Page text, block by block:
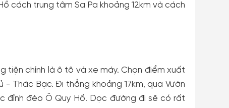
cách trung tâm Sa Pa khoảng 12km và cách
tiện chính là ô tô và xe máy. Chọn điểm xuất
Thác Bạc. Đi thẳng khoảng 17km, qua Vườn
đỉnh đèo Ô Quy Hồ. Dọc đường đi sẽ có rất